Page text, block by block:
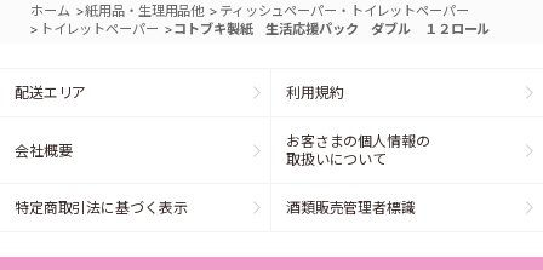
ホーム >紙用品・生理用品他 > ティッシュペーパー・トイレットペーパー
> トイレットペーパー >コトブキ製紙 生活応援パック ダブル １２ロール
配送エリア 利用規約
会社概要
お客さまの個人情報の
取扱いについて
特定商取引法に基づく表示 酒類販売管理者標識